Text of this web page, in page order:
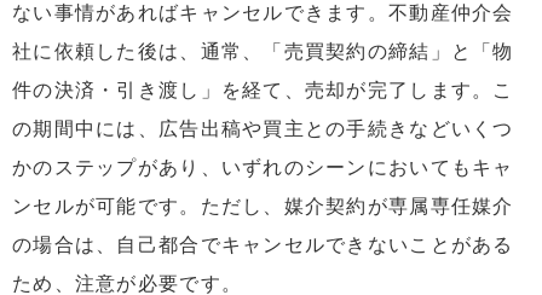
ない事情があればキャンセルできます。不動産仲介会
社に依頼した後は、通常、「売買契約の締結」と「物
件の決済・引き渡し」を経て、売却が完了します。こ
の期間中には、広告出稿や買主との手続きなどいくつ
かのステップがあり、いずれのシーンにおいてもキャ
ンセルが可能です。ただし、媒介契約が専属専任媒介
の場合は、自己都合でキャンセルできないことがある
ため、注意が必要です。